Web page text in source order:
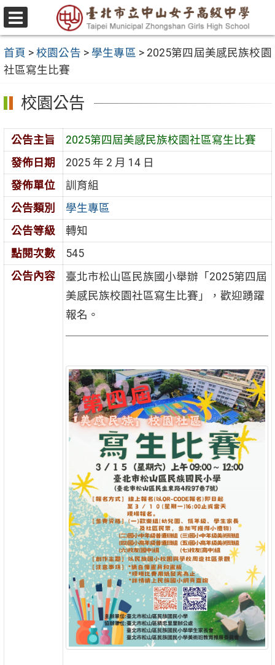
跳
至
要
內
容
區
選
單
首頁 >校園公告 > 學生專區 > 2025第四屆美感民族校園
社區寫生比賽
校園公告
公告主旨
2025第四屆美感民族校園社區寫生比賽
發佈日期
2025 年 2 月 14 日
發佈單位
訓育組
公告類別
學生專區
公告等級
轉知
點閱次數
545
公告內容
臺北市松山區民族國小舉辦「2025第四屆
美感民族校園社區寫生比賽」，歡迎踴躍
報名。